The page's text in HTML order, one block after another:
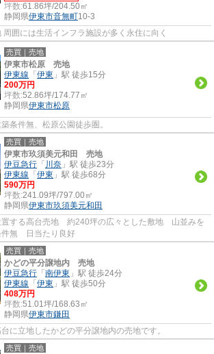
坪数:61.86坪/204.50㎡
静岡県伊東市音無町10-3
囲には生活インフラ施設が多く永住に向く
売買｜売地
伊東市松原 売地
伊東線 「伊東 」駅 徒歩15分
200万円
坪数:52.86坪/174.77㎡
静岡県伊東市松原
条件無、松原公園徒歩圏。
売買｜売地
伊東市玖須美元和田 売地
伊豆急行 「 川奈 」駅 徒歩23分
伊東線 「伊東 」駅 徒歩68分
590万円
坪数:241.09坪/797.00㎡
静岡県伊東市玖須美元和田
置する高台売地 約240坪の広々とした敷地 山並みを
無 日当たり良好
売買｜売地
かどの平分譲地内 売地
伊豆急行 「南伊東 」駅 徒歩24分
伊東線 「伊東 」駅 徒歩50分
408万円
坪数:51.01坪/168.63㎡
静岡県伊東市鎌田
に立地したかどの平分譲地内の売地です。
売買｜売地